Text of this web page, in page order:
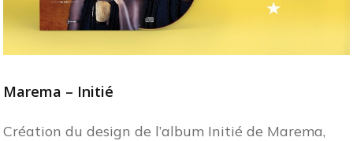
Marema – Initié
Création du design de l’album Initié de Marema,